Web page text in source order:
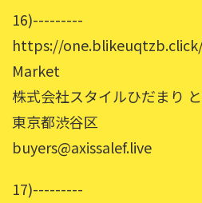
16)---------
https://
Market
株式会社スタイルひだまり
東京都渋谷区
buyers@axissalef.live
17)---------